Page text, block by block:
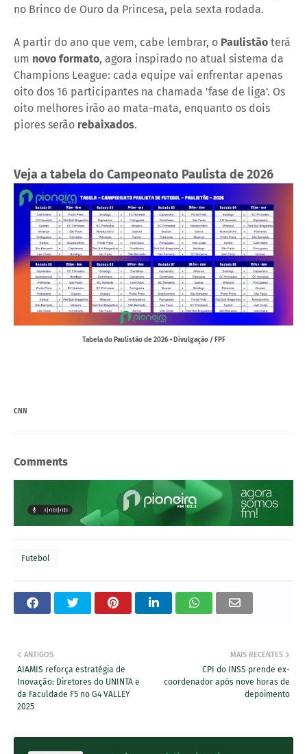
no Brinco de Ouro da Princesa, pela sexta rodada.
A partir do ano que vem, cabe lembrar, o Paulistão terá
um novo formato, agora inspirado no atual sistema da
Champions League: cada equipe vai enfrentar apenas
oito dos 16 participantes na chamada 'fase de liga'. Os
oito melhores irão ao mata-mata, enquanto os dois
piores serão rebaixados.
Veja a tabela do Campeonato Paulista de 2026
Tabela do Paulistão de 2026 • Divulgação / FPF
CNN
Comments
Futebol
MAIS RECENTES
CPI do INSS prende ex-
coordenador após nove horas de
depoimento
ANTIGOS
AIAMIS reforça estratégia de
Inovação: Diretores do UNINTA e
da Faculdade F5 no G4 VALLEY
2025